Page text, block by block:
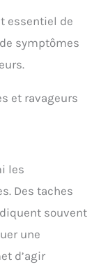
essentiel de
symptômes
et ravageurs
les
Des taches
souvent
une
d’agir